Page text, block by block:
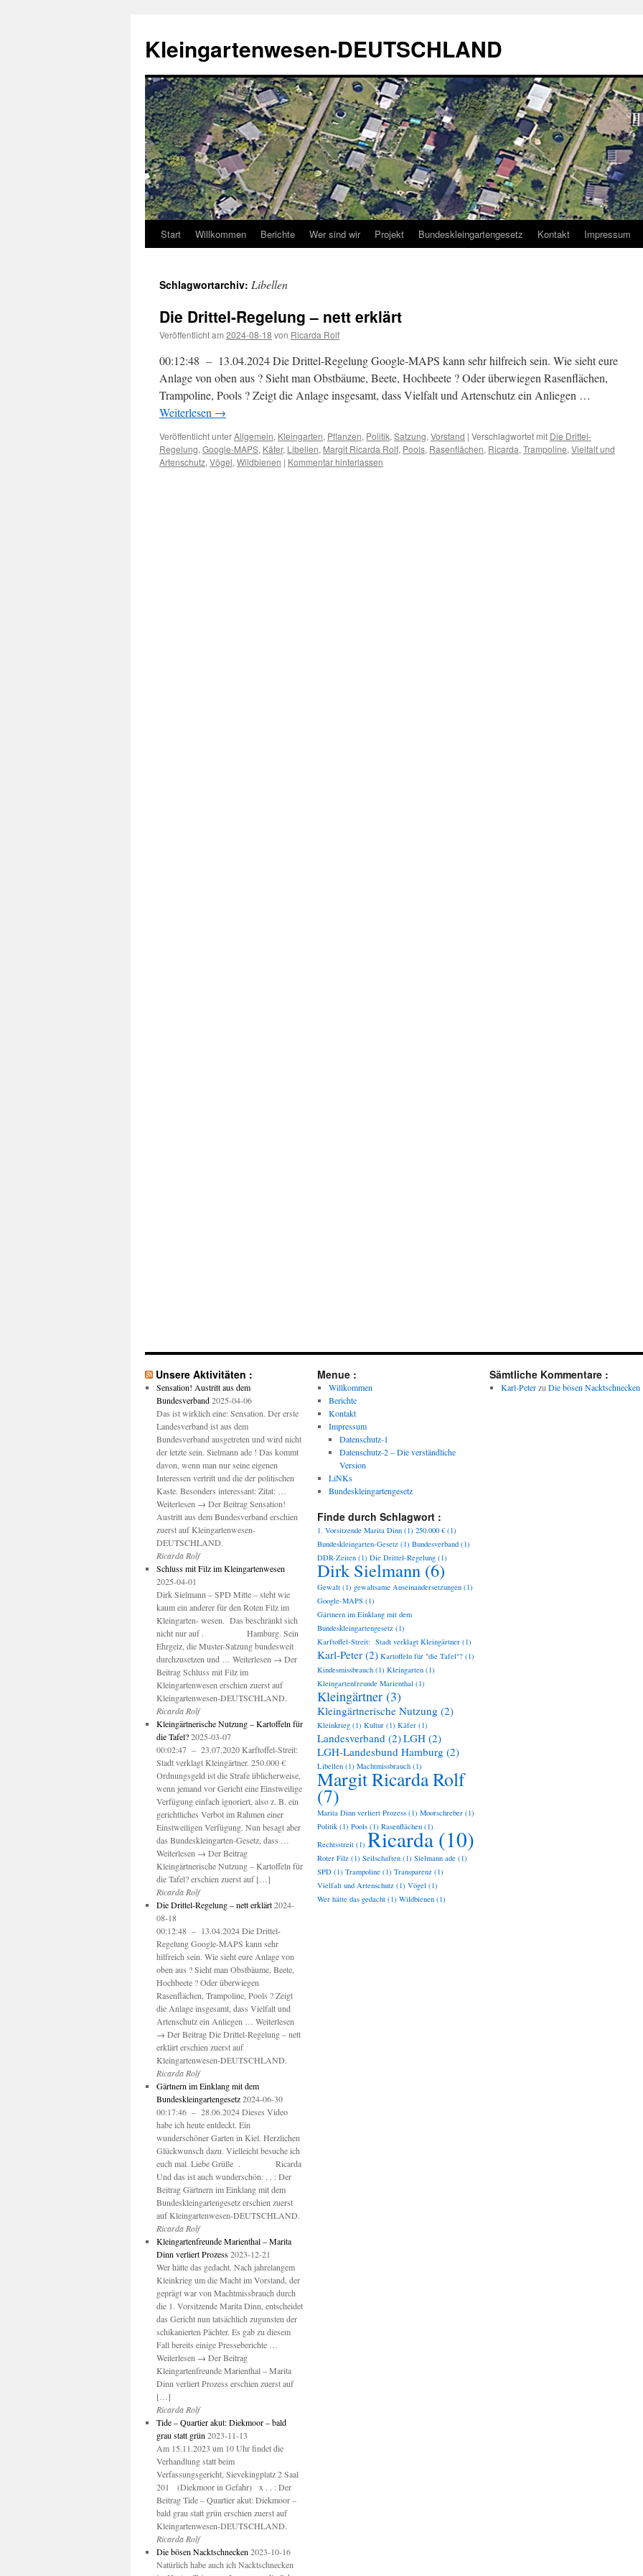
springen
Kleingartenwesen-DEUTSCHLAND
Start Willkommen Berichte Wer sind wir Projekt Bundeskleingartengesetz Kontakt Impressum
Schlagwortarchiv: Libellen
Die Drittel-Regelung – nett erklärt
Veröffentlicht am 2024-08-18 von Ricarda Rolf
00:12:48 – 13.04.2024 Die Drittel-Regelung Google-MAPS kann sehr hilfreich sein. Wie sieht eure
Anlage von oben aus ? Sieht man Obstbäume, Beete, Hochbeete ? Oder überwiegen Rasenflächen,
Trampoline, Pools ? Zeigt die Anlage insgesamt, dass Vielfalt und Artenschutz ein Anliegen …
Weiterlesen →
Veröffentlicht unterAllgemein, Kleingarten, Pflanzen, Politik, Satzung, Vorstand | Verschlagwortet mit Die Drittel-
Regelung, Google-MAPS, Käfer, Libellen, Margit Ricarda Rolf, Pools, Rasenflächen, Ricarda, Trampoline, Vielfalt und
Artenschutz, Vögel, Wildbienen | Kommentar hinterlassen
Unsere Aktivitäten :
Sensation! Austritt aus dem
Bundesverband 2025-04-06
Das ist wirklich eine: Sensation. Der erste
Landesverband ist aus dem
Bundesverband ausgetreten und wird nicht
der letzte sein. Sielmann ade ! Das kommt
davon, wenn man nur seine eigenen
Interessen vertritt und die der politischen
Kaste. Besonders interessant: Zitat: …
Weiterlesen → Der Beitrag Sensation!
Austritt aus dem Bundesverband erschien
zuerst auf Kleingartenwesen-
DEUTSCHLAND.
Ricarda Rolf
Schluss mit Filz im Kleingartenwesen
2025-04-01
Dirk Sielmann – SPD Mitte – steht wie
kaum ein anderer für den Roten Filz im
Kleingarten- wesen. Das beschränkt sich
nicht nur auf . Hamburg. Sein
Ehrgeiz, die Muster-Satzung bundesweit
durchzusetzen und … Weiterlesen → Der
Beitrag Schluss mit Filz im
Kleingartenwesen erschien zuerst auf
Kleingartenwesen-DEUTSCHLAND.
Ricarda Rolf
Kleingärtnerische Nutzung – Kartoffeln für
die Tafel? 2025-03-07
00:02:47 – 23.07.2020 Karftoffel-Streit:
Stadt verklagt Kleingärtner. 250.000 €
Ordnungsgeld ist die Strafe üblicherweise,
wenn jemand vor Gericht eine Einstweilige
Verfügung einfach ignoriert, also z. B. ein
gerichtliches Verbot im Rahmen einer
Einstweiligen Verfügung. Nun besagt aber
das Bundeskleingarten-Gesetz, dass …
Weiterlesen → Der Beitrag
Kleingärtnerische Nutzung – Kartoffeln für
die Tafel? erschien zuerst auf […]
Ricarda Rolf
Die Drittel-Regelung – nett erklärt 2024-
08-18
00:12:48 – 13.04.2024 Die Drittel-
Regelung Google-MAPS kann sehr
hilfreich sein. Wie sieht eure Anlage von
oben aus ? Sieht man Obstbäume, Beete,
Hochbeete ? Oder überwiegen
Rasenflächen, Trampoline, Pools ? Zeigt
die Anlage insgesamt, dass Vielfalt und
Artenschutz ein Anliegen … Weiterlesen
→ Der Beitrag Die Drittel-Regelung – nett
erklärt erschien zuerst auf
Kleingartenwesen-DEUTSCHLAND.
Ricarda Rolf
Gärtnern im Einklang mit dem
Bundeskleingartengesetz 2024-06-30
00:17:46 – 28.06.2024 Dieses Video
habe ich heute entdeckt. Ein
wunderschöner Garten in Kiel. Herzlichen
Glückwunsch dazu. Vielleicht besuche ich
euch mal. Liebe Grüße . Ricarda
Und das ist auch wunderschön: . . : Der
Beitrag Gärtnern im Einklang mit dem
Bundeskleingartengesetz erschien zuerst
auf Kleingartenwesen-DEUTSCHLAND.
Ricarda Rolf
Kleingartenfreunde Marienthal – Marita
Dinn verliert Prozess 2023-12-21
Wer hätte das gedacht. Nach jahrelangem
Kleinkrieg um die Macht im Vorstand, der
geprägt war von Machtmissbrauch durch
die 1. Vorsitzende Marita Dinn, entscheidet
das Gericht nun tatsächlich zugunsten der
schikanierten Pächter. Es gab zu diesem
Fall bereits einige Presseberichte …
Weiterlesen → Der Beitrag
Kleingartenfreunde Marienthal – Marita
Dinn verliert Prozess erschien zuerst auf
[…]
Ricarda Rolf
Tide – Quartier akut: Diekmoor – bald
grau statt grün 2023-11-13
Am 15.11.2023 um 10 Uhr findet die
Verhandlung statt beim
Verfassungsgericht, Sievekingplatz 2 Saal
201 (Diekmoor in Gefahr) x . . : Der
Beitrag Tide – Quartier akut: Diekmoor –
bald grau statt grün erschien zuerst auf
Kleingartenwesen-DEUTSCHLAND.
Ricarda Rolf
Die bösen Nacktschnecken 2023-10-16
Natürlich habe auch ich Nacktschnecken
Menue :
Willkommen
Berichte
Kontakt
Impressum
Datenschutz-1
Datenschutz-2 – Die verständliche
Version
LiNKs
Bundeskleingartengesetz
Finde durch Schlagwort :
1. Vorsitzende Marita Dinn (1) 250.000 €(1)
Bundeskleingarten-Gesetz (1) Bundesverband (1)
DDR-Zeiten (1) Die Drittel-Regelung (1)
Dirk Sielmann (6)
Gewalt (1) gewaltsame Auseinandersetzungen (1)
Google-MAPS (1)
Gärtnern im Einklang mit dem
Bundeskleingartengesetz (1)
Karftoffel-Streit: Stadt verklagt Kleingärtner (1)
Karl-Peter (2) Kartoffeln für "die Tafel"? (1)
Kindesmissbrauch (1) Kleingarten (1)
Kleingartenfreunde Marienthal (1)
Kleingärtner (3)
Kleingärtnerische Nutzung (2)
Kleinkrieg (1) Kultur (1) Käfer (1)
Landesverband (2)LGH (2)
LGH-Landesbund Hamburg (2)
Libellen (1) Machtmissbrauch (1)
Margit Ricarda Rolf
(7)
Marita Dinn verliert Prozess (1) Moorschreber (1)
Politik (1) Pools (1) Rasenflächen (1)
Rechtsstreit (1) Ricarda (10)
Roter Filz (1) Seilschaften (1) Sielmann ade (1)
SPD (1) Trampoline (1) Transparenz (1)
Vielfalt und Artenschutz (1) Vögel (1)
Wer hätte das gedacht (1) Wildbienen (1)
Sämtliche Kommentare :
Karl-Peterzu Die bösen Nacktschnecken